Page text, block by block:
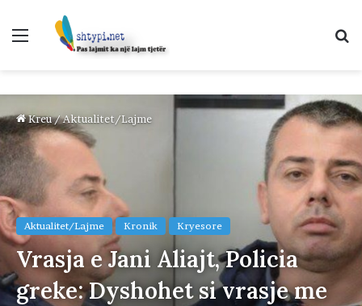
Menu
Kreu/Aktualitet/Lajme
Aktualitet/Lajme Kronik Kryesore
Vrasja e Jani Aliajt, Policia
greke: Dyshohet si vrasje me